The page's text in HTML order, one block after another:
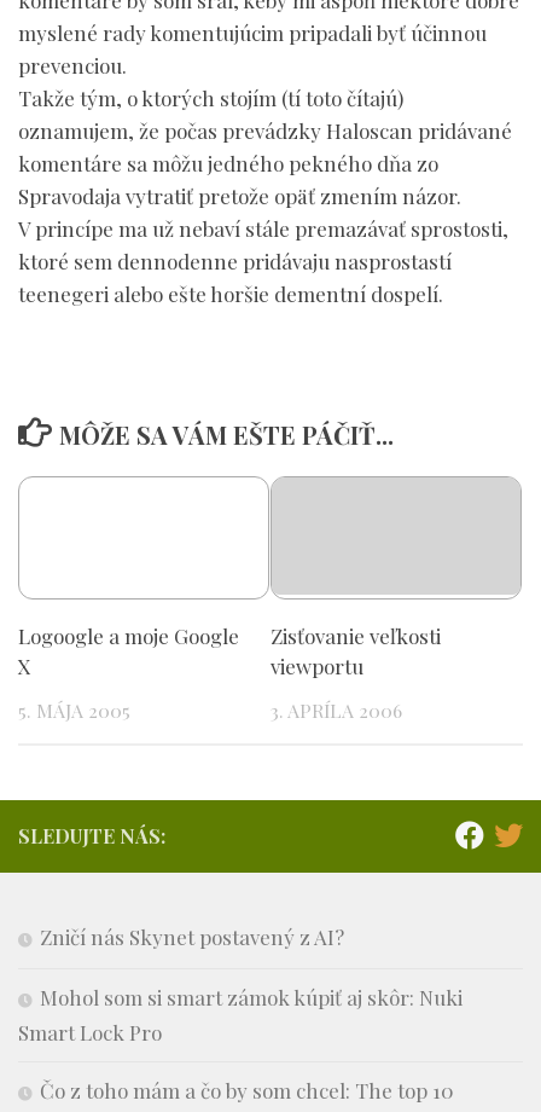
myslené rady komentujúcim pripadali byť účinnou
prevenciou.
Takže tým, o ktorých stojím (tí toto čítajú)
oznamujem, že počas prevádzky Haloscan pridávané
komentáre sa môžu jedného pekného dňa zo
Spravodaja vytratiť pretože opäť zmením názor.
V princípe ma už nebaví stále premazávať sprostosti,
ktoré sem dennodenne pridávaju nasprostastí
teenegeri alebo ešte horšie dementní dospelí.
MÔŽE SA VÁM EŠTE PÁČIŤ...
Logoogle a moje Google
X
5. MÁJA 2005
Zisťovanie veľkosti
viewportu
3. APRÍLA 2006
SLEDUJTE NÁS:
Zničí nás Skynet postavený z AI?
Mohol som si smart zámok kúpiť aj skôr: Nuki
Smart Lock Pro
Čo z toho mám a čo by som chcel: The top 10